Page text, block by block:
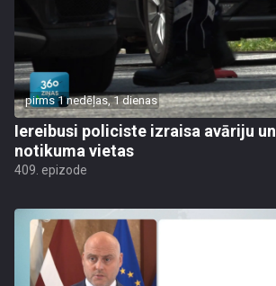
pirms 1 nedēļas, 1 dienas
Iereibusi policiste izraisa avāriju
notikuma vietas
409. epizode